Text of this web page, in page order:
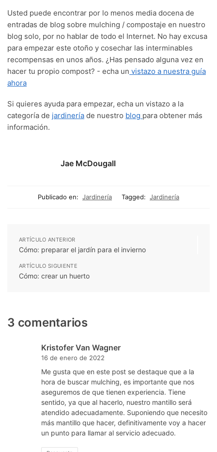
Usted puede encontrar por lo menos media docena de
entradas de blog sobre mulching / compostaje en nuestro
blog solo, por no hablar de todo el Internet. No hay excusa
para empezar este otoño y cosechar las interminables
recompensas en unos años. ¿Has pensado alguna vez en
hacer tu propio compost? - echa un vistazo a nuestra guía
ahora
Si quieres ayuda para empezar, echa un vistazo a la
categoría de jardinería de nuestro blog para obtener más
información.
Jae McDougall
Publicado en: Jardinería Tagged: Jardinería
ARTÍCULO ANTERIOR
Cómo: preparar el jardín para el invierno
ARTÍCULO SIGUIENTE
Cómo: crear un huerto
3 comentarios
Kristofer Van Wagner
16 de enero de 2022
Me gusta que en este post se destaque que a la
hora de buscar mulching, es importante que nos
aseguremos de que tienen experiencia. Tiene
sentido, ya que al hacerlo, nuestro mantillo será
atendido adecuadamente. Suponiendo que necesito
más mantillo que hacer, definitivamente voy a hacer
un punto para llamar al servicio adecuado.